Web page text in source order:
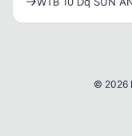
© 2026